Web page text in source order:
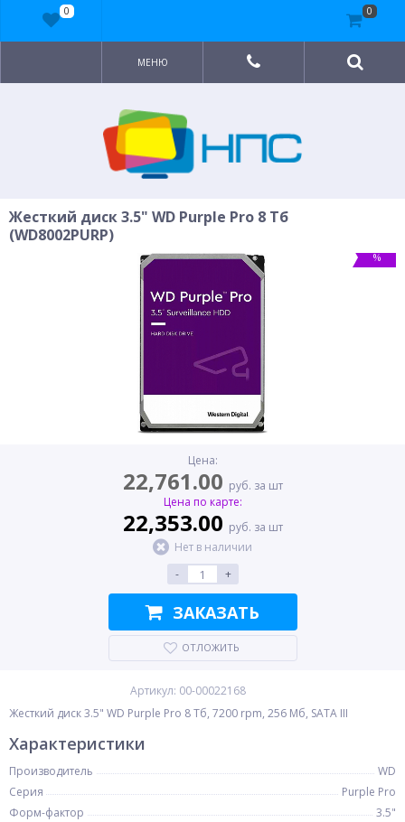
МЕНЮ
Жесткий диск 3.5" WD Purple Pro 8 Тб
(WD8002PURP)
%
Цена:
22,761.00 руб. за шт
Цена по карте:
22,353.00 руб. за шт
Нет в наличии
-
+
ЗАКАЗАТЬ
ОТЛОЖИТЬ
Артикул: 00-00022168
Жесткий диск 3.5" WD Purple Pro 8 Тб, 7200 rpm, 256 Мб, SATA III
Характеристики
Производитель
WD
Серия
Purple Pro
Форм-фактор
3.5"
0 0